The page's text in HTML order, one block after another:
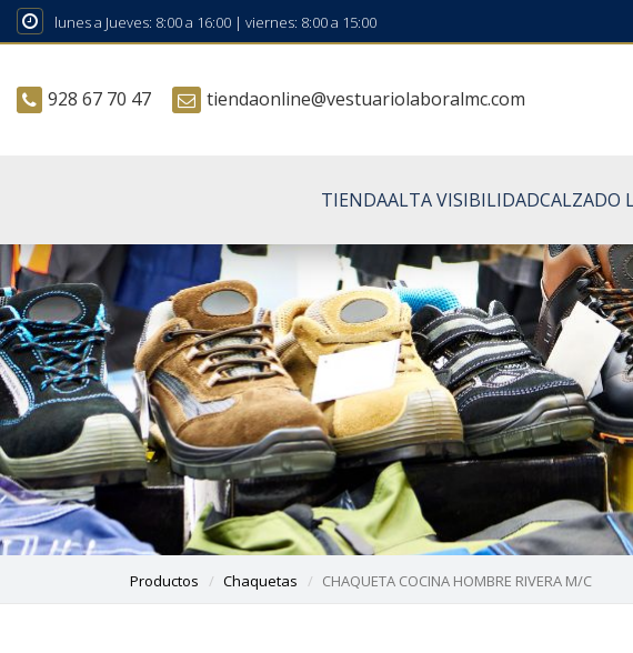
lunes a Jueves: 8:00 a 16:00 | viernes: 8:00 a 15:00
928 67 70 47 tiendaonline@vestuariolaboralmc.com
TIENDAALTA VISIBILIDADCALZADO
Productos Chaquetas CHAQUETA COCINA HOMBRE RIVERA M/C